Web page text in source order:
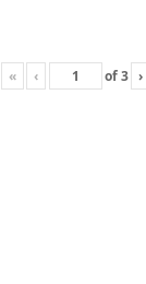
« ‹ of3 ›